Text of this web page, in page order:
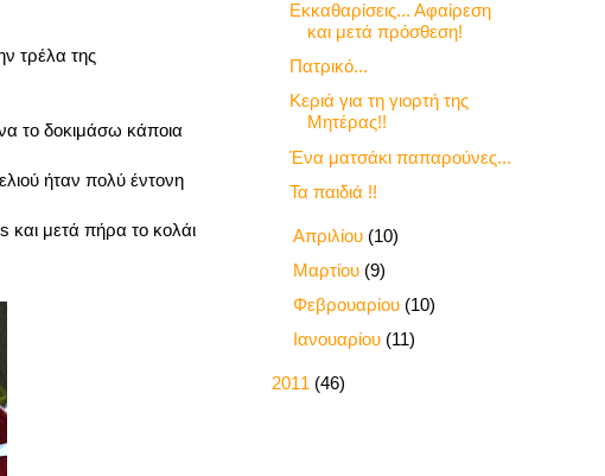
τρέλα της
το δοκιμάσω κάποια
ήταν πολύ έντονη
και μετά πήρα το κολάι
Εκκαθαρίσεις... Αφαίρεση
και μετά πρόσθεση!
Πατρικό...
Κεριά για τη γιορτή της
Μητέρας!!
Ένα ματσάκι παπαρούνες...
Τα παιδιά !!
Απριλίου (10)
Μαρτίου (9)
Φεβρουαρίου (10)
Ιανουαρίου (11)
2011 (46)